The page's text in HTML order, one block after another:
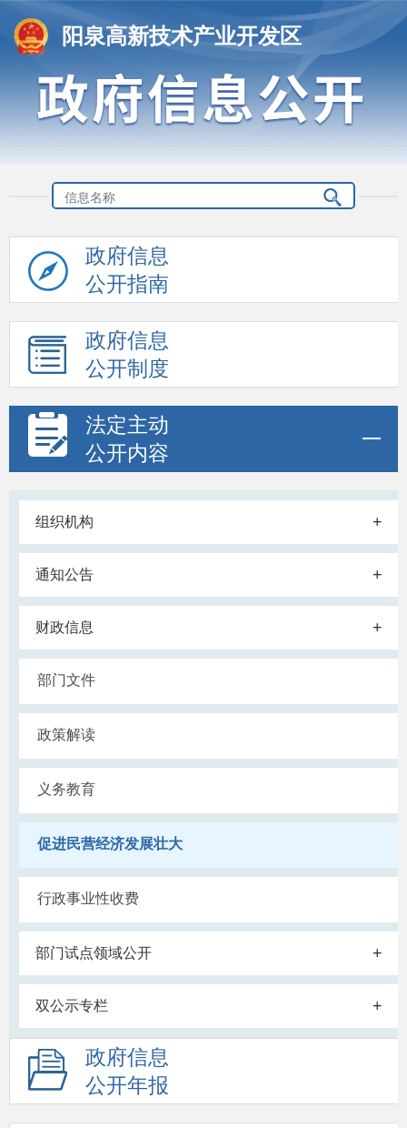
阳泉高新技术产业开发区
政府信息
公开指南
政府信息
公开制度
法定主动
公开内容
组织机构 +
通知公告 +
财政信息 +
部门文件
政策解读
义务教育
促进民营经济发展壮大
行政事业性收费
部门试点领域公开 +
双公示专栏 +
政府信息
公开年报